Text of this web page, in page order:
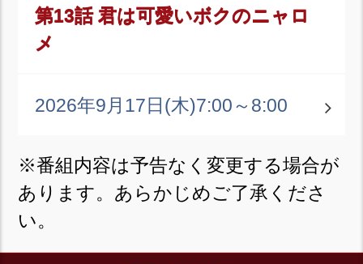
第13話 君は可愛いボクのニャロ
メ
2026年9月17日(木)7:00～8:00
※番組内容は予告なく変更する場合が
あります。あらかじめご了承くださ
い。